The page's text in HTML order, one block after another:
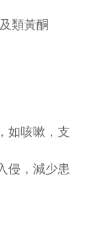
類黃酮
如咳嗽，支
侵，減少患